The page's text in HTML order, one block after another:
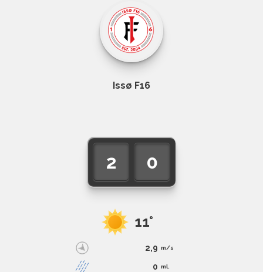
2 0
11°
2,9 m/s
0 ml.
Issø F16